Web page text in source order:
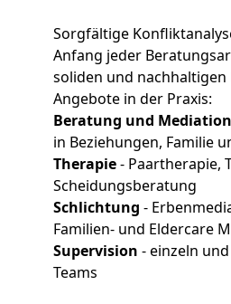
Sorgfältige
Anfang jeder
soliden und nachhaltigen
Angebote in der Praxis:
Beratung und Mediation
in Beziehungen, Familie
Therapie- Paartherapie,
Scheidungsberatung
Schlichtung -
Familien- und Eldercare
Supervision - einzeln
Teams